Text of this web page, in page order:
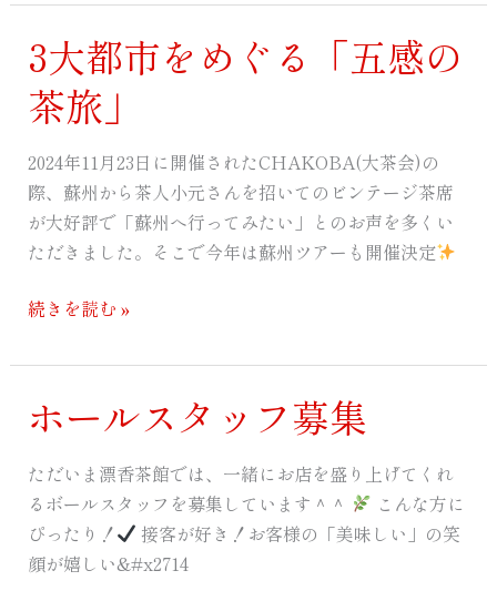
旅」
3大都市をめぐる「五感の
茶旅」
2024年11月23日に開催されたCHAKOBA(大茶会)の
際、蘇州から茶人小元さんを招いてのビンテージ茶席
が大好評で「蘇州へ行ってみたい」とのお声を多くい
ただきました。そこで今年は蘇州ツアーも開催決定
3
大
都
を
め
ぐ
る
感
茶
旅」
続きを読む »
ホールスタッフ募集
ただいま漂香茶館では、一緒にお店を盛り上げてくれ
るボールスタッフを募集しています＾＾
こんな方に
ぴったり！
接客が好き！お客様の「美味しい」の笑
顔が嬉しい&#x2714
ホ
ー
ル
ス
タ
ッ